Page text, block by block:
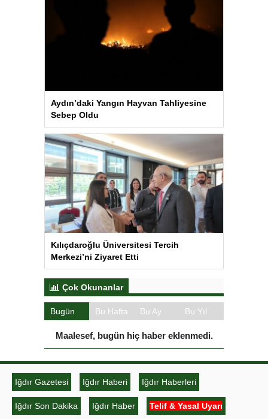
Aydın’daki Yangın Hayvan Tahliyesine
Sebep Oldu
Kılıçdaroğlu Üniversitesi Tercih
Merkezi’ni Ziyaret Etti
Çok Okunanlar
Bugün Bu Hafta Bu Ay Bu Yıl
Maalesef, bugün hiç haber eklenmedi.
Iğdır Gazetesi Iğdır Haberi Iğdır Haberleri
Iğdır Son Dakika Iğdır Haber Telif & Yasal Uyarı